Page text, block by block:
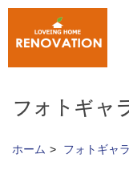
フォトギャ
ホーム フォトギャ